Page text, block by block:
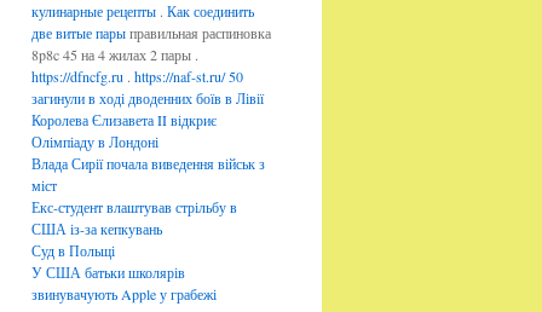
кулинарные рецепты . Как соединить
две витые парыправильная распиновка
8p8c 45 на 4 жилах 2 пары .
https://dfncfg.ru . https://naf-st.ru/ 50
загинули в ході дводенних боїв в Лівії
Королева Єлизавета II відкриє
Олімпіаду в Лондоні
Влада Сирії почала виведення військ з
міст
Екс-студент влаштував стрільбу в
США із-за кепкувань
Суд в Польщі
У США батьки школярів
звинувачують Apple у грабежі